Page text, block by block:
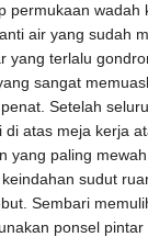
permukaan wadah
air yang sudah
yang terlalu
sangat
Setelah
di atas meja kerja
yang paling
sudut
Sembari
ponsel